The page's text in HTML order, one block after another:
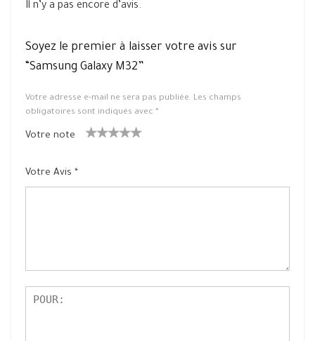
Il n’y a pas encore d’avis.
Soyez le premier à laisser votre avis sur
“Samsung Galaxy M32”
Votre adresse e-mail ne sera pas publiée. Les champs
obligatoires sont indiqués avec *
Votre note
oil
sur
Votre Avis *